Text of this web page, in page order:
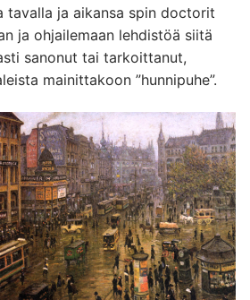
tavalla ja aikansa spin doctorit
ja ohjailemaan lehdistöä siitä
sanonut tai tarkoittanut,
mainittakoon ”hunnipuhe”.